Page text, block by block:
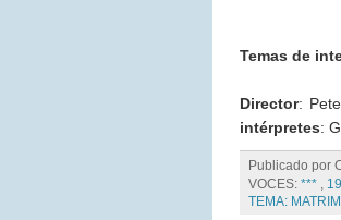
Temas de
Director:
intérpretes:
Publicado por
VOCES: *** ,
TEMA: